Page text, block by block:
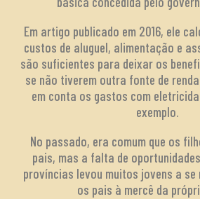
Em artigo publicado em 2016, ele
custos de aluguel, alimentação e
são suficientes para deixar os
se não tiverem outra fonte de
em conta os gastos com
exemplo.
No passado, era comum que os
pais, mas a falta de
províncias levou muitos jovens a se
os pais à mercê da